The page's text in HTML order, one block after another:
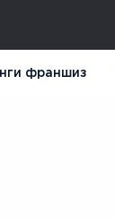
франшиз